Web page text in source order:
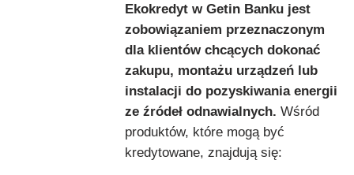
Ekokredyt w Getin Banku jest
zobowiązaniem przeznaczonym
dla klientów chcących dokonać
zakupu, montażu urządzeń lub
instalacji do pozyskiwania energii
ze źródeł odnawialnych. Wśród
produktów, które mogą być
kredytowane, znajdują się: